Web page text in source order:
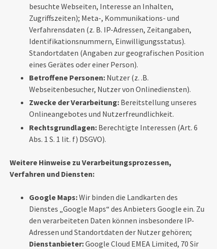
besuchte Webseiten, Interesse an Inhalten,
Zugriffszeiten); Meta-, Kommunikations- und
Verfahrensdaten (z. B. IP-Adressen, Zeitangaben,
Identifikationsnummern, Einwilligungsstatus).
Standortdaten (Angaben zur geografischen Position
eines Gerätes oder einer Person).
Betroffene Personen: Nutzer (z. .B.
Webseitenbesucher, Nutzer von Onlinediensten).
Zwecke der Verarbeitung: Bereitstellung unseres
Onlineangebotes und Nutzerfreundlichkeit.
Rechtsgrundlagen: Berechtigte Interessen (Art. 6
Abs. 1 S. 1 lit. f) DSGVO).
Weitere Hinweise zu Verarbeitungsprozessen,
Verfahren und Diensten:
Google Maps:Wir binden die Landkarten des
Dienstes „Google Maps“ des Anbieters Google ein. Zu
den verarbeiteten Daten können insbesondere IP-
Adressen und Standortdaten der Nutzer gehören;
Dienstanbieter:Google Cloud EMEA Limited, 70 Sir